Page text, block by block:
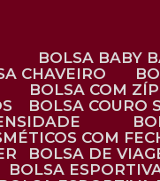
BOLSA BABY
CHAVEIRO
BOLSA COM
BOLSA
COM
BOLSA DE
BOLSA